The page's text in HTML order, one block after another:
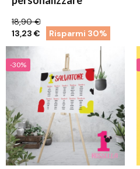
18,90 €
13,23 €
Risparmi 30%
-30%